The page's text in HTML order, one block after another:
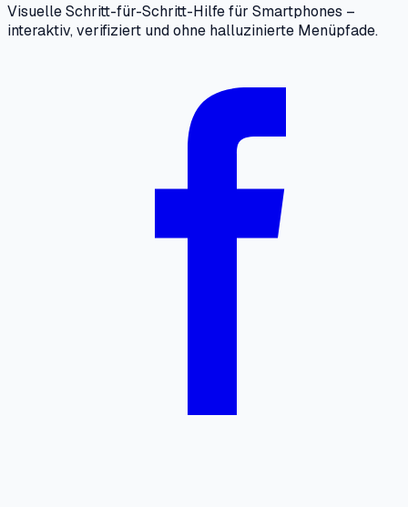
Visuelle Schritt-für-Schritt-Hilfe für Smartphones –
interaktiv, verifiziert und ohne halluzinierte Menüpfade.